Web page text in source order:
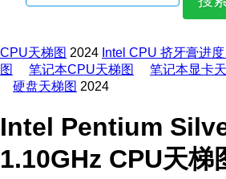
CPU天梯图 2024 Intel CPU 挤牙膏进
图
笔记本CPU天梯图 笔记本显卡
硬盘天梯图 2024
Intel Pentium
1.10GHz CPU天梯